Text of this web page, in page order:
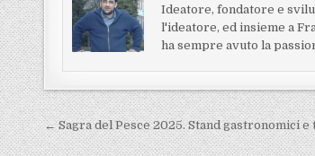
Ideatore, fondatore e
l'ideatore, ed insieme a
ha sempre avuto la
Navigazione articoli
← Sagra del Pesce 2025. Stand gastronomici e